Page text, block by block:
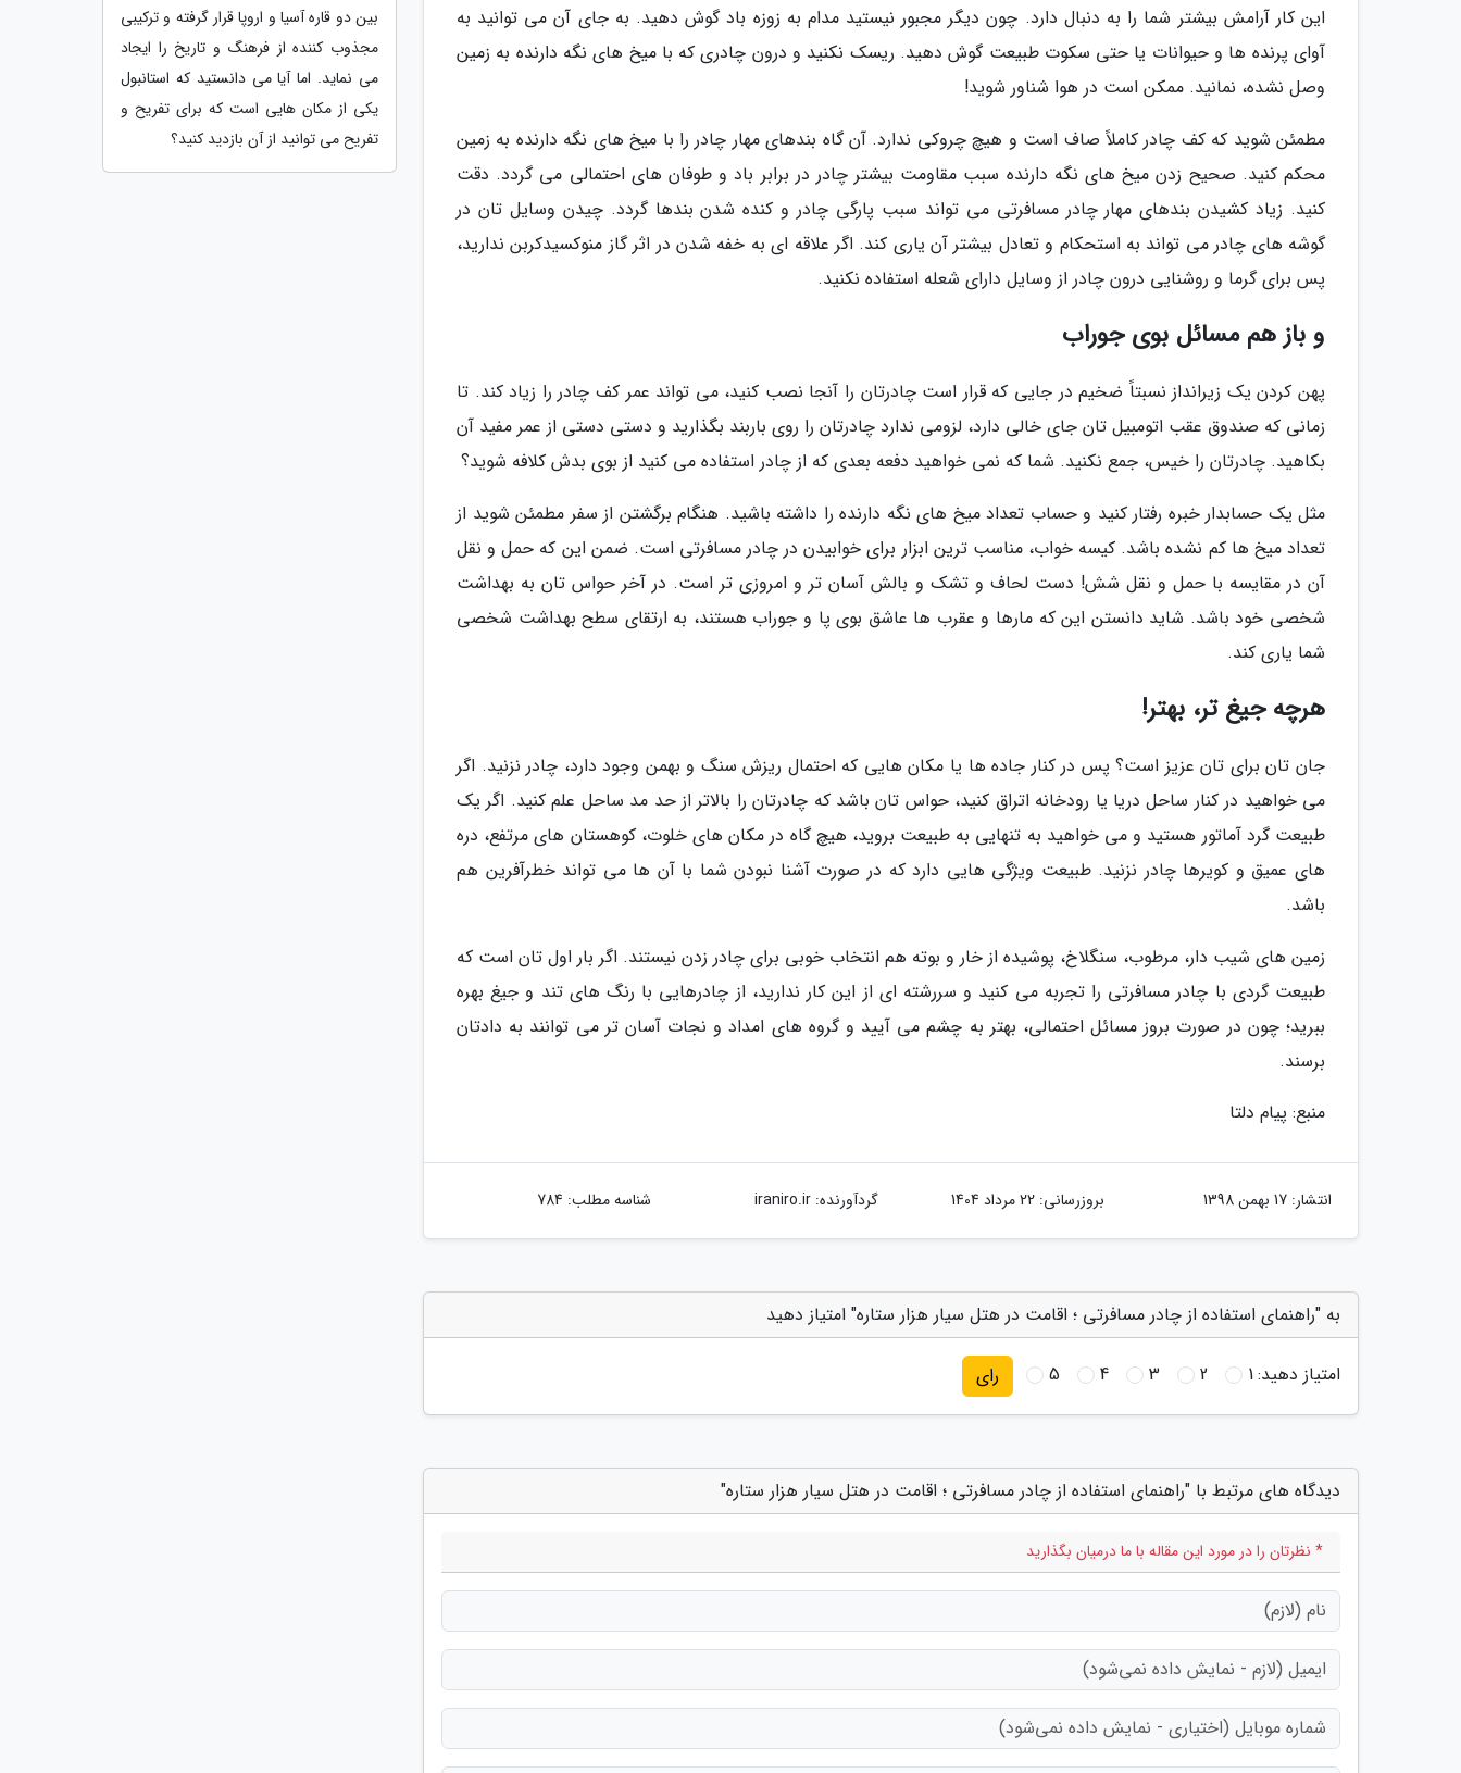
این کار آرامش بیشتر شما را به دنبال دارد. چون دیگر مجبور نیستید مدام به زوزه باد گوش دهید. به جای آن می توانید به
آوای پرنده ها و حیوانات یا حتی سکوت طبیعت گوش دهید. ریسک نکنید و درون چادری که با میخ های نگه دارنده به زمین
وصل نشده، نمانید. ممکن است در هوا شناور شوید!
مطمئن شوید که کف چادر کاملاً صاف است و هیچ چروکی ندارد. آن گاه بندهای مهار چادر را با میخ های نگه دارنده به زمین
محکم کنید. صحیح زدن میخ های نگه دارنده سبب مقاومت بیشتر چادر در برابر باد و طوفان های احتمالی می گردد. دقت
کنید. زیاد کشیدن بندهای مهار چادر مسافرتی می تواند سبب پارگی چادر و کنده شدن بندها گردد. چیدن وسایل تان در
گوشه های چادر می تواند به استحکام و تعادل بیشتر آن یاری کند. اگر علاقه ای به خفه شدن در اثر گاز منوکسیدکربن ندارید،
پس برای گرما و روشنایی درون چادر از وسایل دارای شعله استفاده نکنید.
و باز هم مسائل بوی جوراب
پهن کردن یک زیرانداز نسبتاً ضخیم در جایی که قرار است چادرتان را آنجا نصب کنید، می تواند عمر کف چادر را زیاد کند. تا
زمانی که صندوق عقب اتومبیل تان جای خالی دارد، لزومی ندارد چادرتان را روی باربند بگذارید و دستی دستی از عمر مفید آن
بکاهید. چادرتان را خیس، جمع نکنید. شما که نمی خواهید دفعه بعدی که از چادر استفاده می کنید از بوی بدش کلافه شوید؟
مثل یک حسابدار خبره رفتار کنید و حساب تعداد میخ های نگه دارنده را داشته باشید. هنگام برگشتن از سفر مطمئن شوید از
تعداد میخ ها کم نشده باشد. کیسه خواب، مناسب ترین ابزار برای خوابیدن در چادر مسافرتی است. ضمن این که حمل و نقل
آن در مقایسه با حمل و نقل شش! دست لحاف و تشک و بالش آسان تر و امروزی تر است. در آخر حواس تان به بهداشت
شخصی خود باشد. شاید دانستن این که مارها و عقرب ها عاشق بوی پا و جوراب هستند، به ارتقای سطح بهداشت شخصی
شما یاری کند.
هرچه جیغ تر، بهتر!
جان تان برای تان عزیز است؟ پس در کنار جاده ها یا مکان هایی که احتمال ریزش سنگ و بهمن وجود دارد، چادر نزنید. اگر
می خواهید در کنار ساحل دریا یا رودخانه اتراق کنید، حواس تان باشد که چادرتان را بالاتر از حد مد ساحل علم کنید. اگر یک
طبیعت گرد آماتور هستید و می خواهید به تنهایی به طبیعت بروید، هیچ گاه در مکان های خلوت، کوهستان های مرتفع، دره
های عمیق و کویرها چادر نزنید. طبیعت ویژگی هایی دارد که در صورت آشنا نبودن شما با آن ها می تواند خطرآفرین هم
باشد.
زمین های شیب دار، مرطوب، سنگلاخ، پوشیده از خار و بوته هم انتخاب خوبی برای چادر زدن نیستند. اگر بار اول تان است که
طبیعت گردی با چادر مسافرتی را تجربه می کنید و سررشته ای از این کار ندارید، از چادرهایی با رنگ های تند و جیغ بهره
ببرید؛ چون در صورت بروز مسائل احتمالی، بهتر به چشم می آیید و گروه های امداد و نجات آسان تر می توانند به دادتان
برسند.
منبع: پیام دلتا
انتشار: 17 بهمن 1398 بروزرسانی: 22 مرداد 1404 گردآورنده:iraniro.ir شناسه مطلب: 784
به "راهنمای استفاده از چادر مسافرتی ؛ اقامت در هتل سیار هزار ستاره" امتیاز دهید
امتیاز دهید:1
2
3
4
5 رای
دیدگاه های مرتبط با "راهنمای استفاده از چادر مسافرتی ؛ اقامت در هتل سیار هزار ستاره"
* نظرتان را در مورد این مقاله با ما درمیان بگذارید
بین دو قاره آسیا و اروپا قرار گرفته و ترکیبی
مجذوب کننده از فرهنگ و تاریخ را ایجاد
می نماید. اما آیا می دانستید که استانبول
یکی از مکان هایی است که برای تفریح و
تفریح می توانید از آن بازدید کنید؟